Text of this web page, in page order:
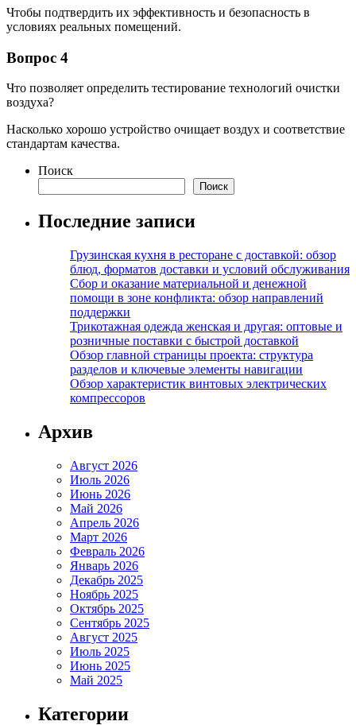
Чтобы подтвердить их эффективность и безопасность в
условиях реальных помещений.
Вопрос 4
Что позволяет определить тестирование технологий очистки
воздуха?
Насколько хорошо устройство очищает воздух и соответствие
стандартам качества.
Поиск
Поиск
Последние записи
Грузинская кухня в ресторане с доставкой: обзор
блюд, форматов доставки и условий обслуживания
Сбор и оказание материальной и денежной
помощи в зоне конфликта: обзор направлений
поддержки
Трикотажная одежда женская и другая: оптовые и
розничные поставки с быстрой доставкой
Обзор главной страницы проекта: структура
разделов и ключевые элементы навигации
Обзор характеристик винтовых электрических
компрессоров
Архив
Август 2026
Июль 2026
Июнь 2026
Май 2026
Апрель 2026
Март 2026
Февраль 2026
Январь 2026
Декабрь 2025
Ноябрь 2025
Октябрь 2025
Сентябрь 2025
Август 2025
Июль 2025
Июнь 2025
Май 2025
Категории